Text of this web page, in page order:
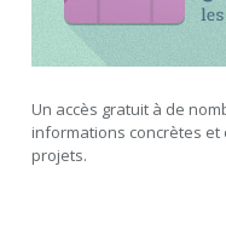
Un accès gratuit à de
informations concrètes
projets.